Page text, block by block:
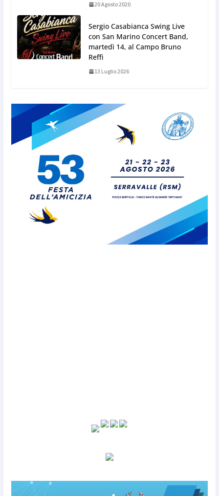
20 Agosto 2020
Sergio Casabianca Swing Live
con San Marino Concert Band,
martedì 14, al Campo Bruno
Reffi
13 Luglio 2026